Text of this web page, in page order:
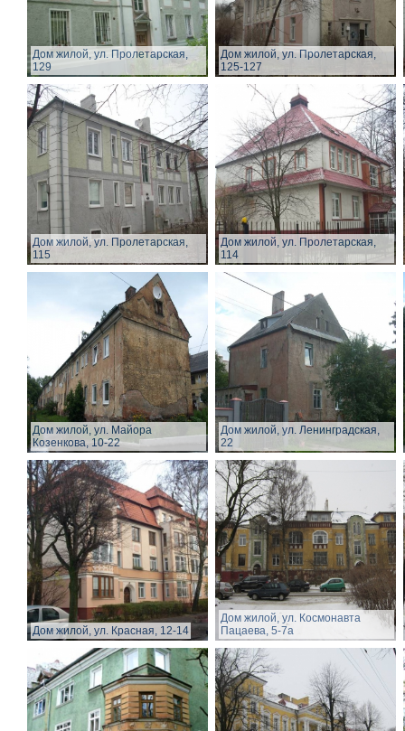
Дом жилой, ул. Пролетарская,
129
Дом жилой, ул. Пролетарская,
125-127
Дом жилой, ул. Пролетарская,
115
Дом жилой, ул. Пролетарская,
114
Дом жилой, ул. Майора
Козенкова, 10-22
Дом жилой, ул. Ленинградская,
22
Дом жилой, ул. Красная, 12-14
Дом жилой, ул. Космонавта
Пацаева, 5-7а